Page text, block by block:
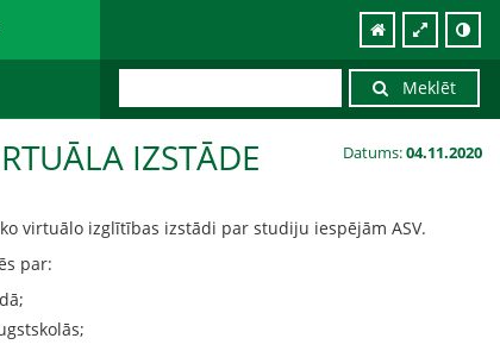
Meklēt
Datums:04.11.2020
IZSTĀDE
virtuālo izglītības izstādi par studiju iespējām ASV.
par: